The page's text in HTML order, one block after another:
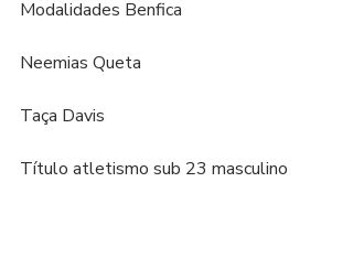
Modalidades Benfica
Neemias Queta
Taça Davis
Título atletismo sub 23 masculino